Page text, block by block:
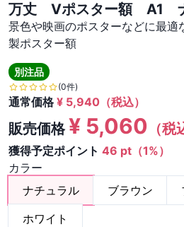
万丈 Vポスター額 A1
景色や映画のポスターなどに最適
製ポスター額
別注品
(0件)
通常価格¥ 5,940 （税込）
販売価格¥ 5,060 （税
獲得予定ポイント 46 pt（1%）
カラー
ナチュラル
ブラウン
ホワイト